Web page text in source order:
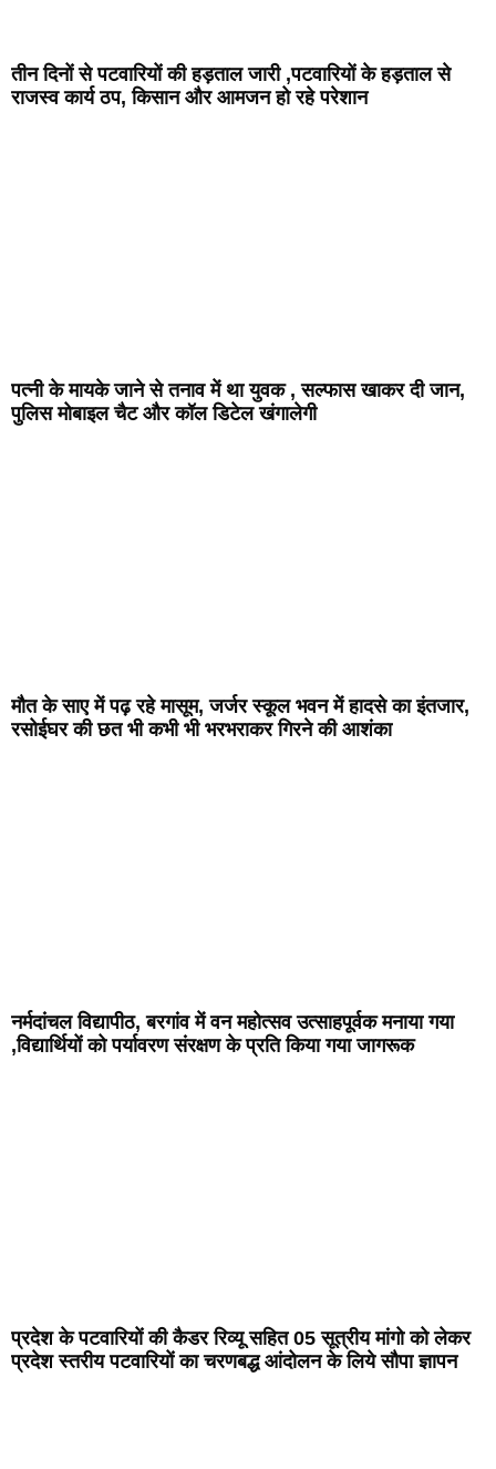
तीन दिनों से पटवारियों की हड़ताल जारी ,पटवारियों के हड़ताल से
राजस्व कार्य ठप, किसान और आमजन हो रहे परेशान
पत्नी के मायके जाने से तनाव में था युवक , सल्फास खाकर दी जान,
पुलिस मोबाइल चैट और कॉल डिटेल खंगालेगी
मौत के साए में पढ़ रहे मासूम, जर्जर स्कूल भवन में हादसे का इंतजार,
रसोईघर की छत भी कभी भी भरभराकर गिरने की आशंका
नर्मदांचल विद्यापीठ, बरगांव में वन महोत्सव उत्साहपूर्वक मनाया गया
,विद्यार्थियों को पर्यावरण संरक्षण के प्रति किया गया जागरूक
प्रदेश के पटवारियों की कैडर रिव्यू सहित 05 सूत्रीय मांगो को लेकर
प्रदेश स्तरीय पटवारियों का चरणबद्ध आंदोलन के लिये सौपा ज्ञापन